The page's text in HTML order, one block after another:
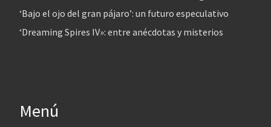
‘Bajo el ojo del gran pájaro’: un futuro especulativo
‘Dreaming Spires IV»: entre anécdotas y misterios
Menú